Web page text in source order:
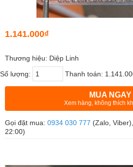
1.141.000₫
Thương hiệu: Diệp Linh
Số lượng:
Thanh toán:
MUA NGAY
Xem hàng, không thích
Gọi đặt mua: 0934 030 777 (Zalo, Viber),
22:00)